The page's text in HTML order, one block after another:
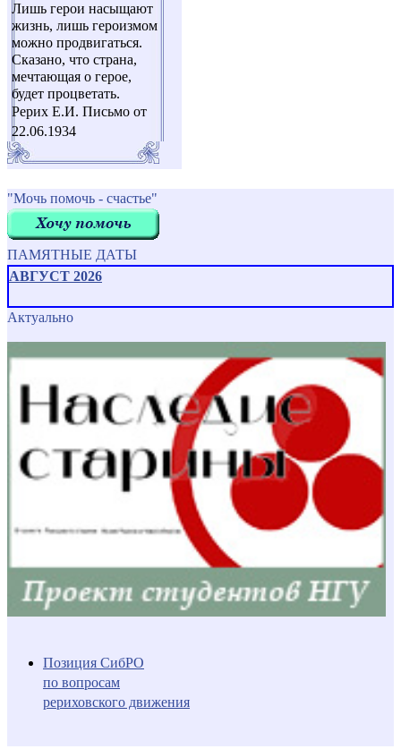
Лишь герои насыщают
жизнь, лишь героизмом
можно продвигаться.
Сказано, что страна,
мечтающая о герое,
будет процветать.
Рерих Е.И. Письмо от
22.06.1934
"Мочь помочь - счастье"
ПАМЯТНЫЕ ДАТЫ
АВГУСТ 2026
Актуально
Позиция СибРО
по вопросам
рериховского движения